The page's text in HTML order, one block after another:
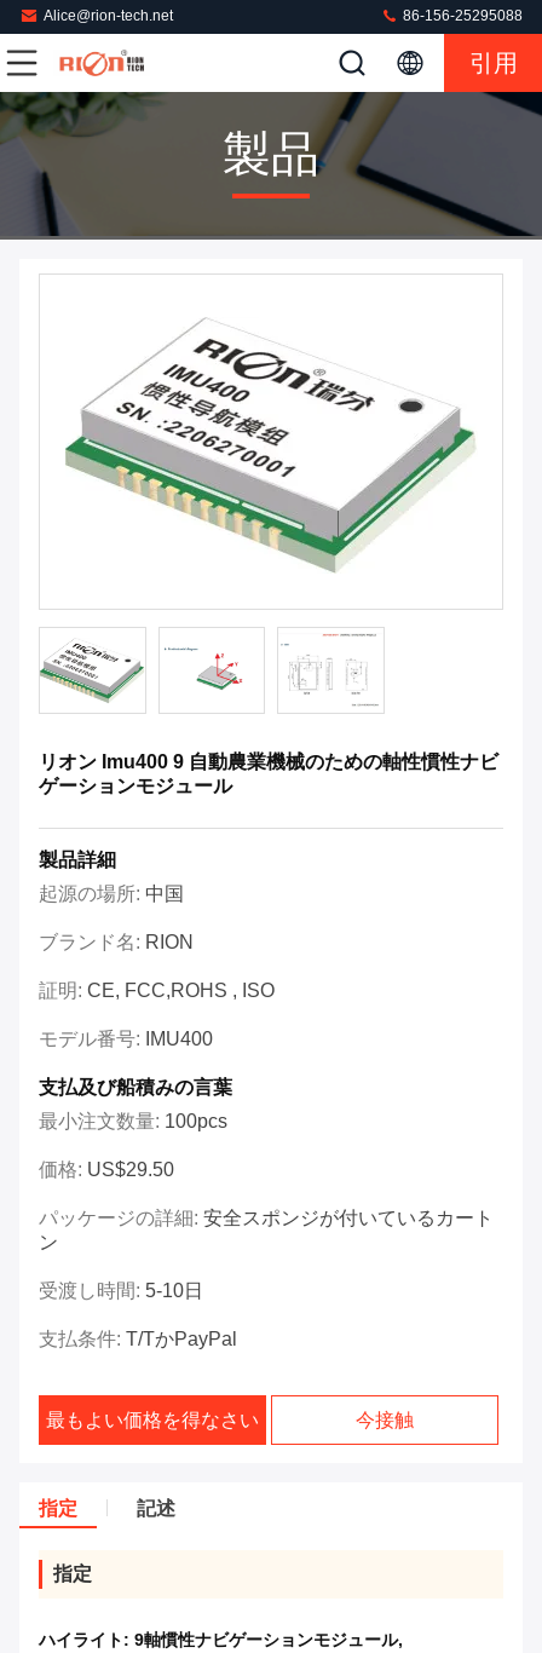
Alice@rion-tech.net 86-156-25295088
引用
製品
リオン Imu400 9 自動農業機械のための軸性慣性ナビ
ゲーションモジュール
製品詳細
起源の場所: 中国
ブランド名: RION
証明: CE, FCC,ROHS , ISO
モデル番号: IMU400
支払及び船積みの言葉
最小注文数量: 100pcs
価格: US$29.50
パッケージの詳細: 安全スポンジが付いているカート
ン
受渡し時間: 5-10日
支払条件: T/TかPayPal
最もよい価格を得なさい 今接触
指定 記述
指定
ハイライト: 9軸慣性ナビゲーションモジュール,